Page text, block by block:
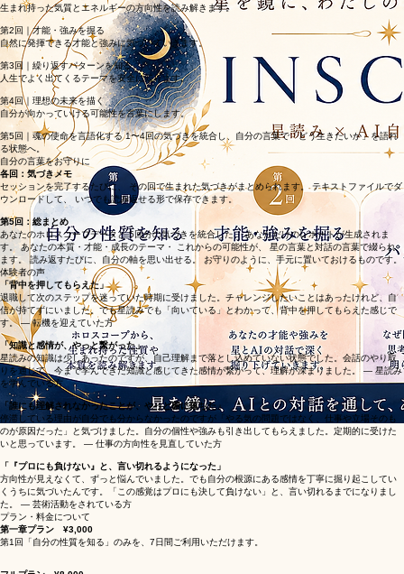
信しています。
5回セッションの流れ
5回のセッションで、自分の全体像を言語化する。
第1回｜自分の性質を知る
生まれ持った気質とエネルギーの方向性を読み解きます。
第2回｜才能・強みを掘る
自然に発揮できる才能と強みに気づいていきます。
第3回｜繰り返すパターンを知る
人生でよく出てくるテーマを安全に知ります。
第4回｜理想の未来を描く
自分が向かっていける可能性を言葉にします。
第5回｜魂の使命を言語化する 1〜4回の気づきを統合し、自分の言葉で「どう生きたいか」を語れ
る状態へ。
​自分の言葉をお守りに
各回：気づきメモ
​セッションを完了するたびに、 その回で生まれた気づきがまとめられます。 テキストファイルでダ
ウンロードして、 いつでも読み返せる形で保存できます。
第5回：総まとめ
あなたのホロスコープデータと 5回分の気づきを統合した、 あなただけのレポートが生成されま
す。 あなたの本質・才能・成長のテーマ・ これからの可能性が、 星の言葉と対話の言葉で綴られ
ます。 読み返すたびに、自分の軸を思い出せる。 お守りのように、手元に置いておけるものです。
体験者の声
「背中を押してもらえた」
退職して次のステップを迷っていた時期に受けました。チャレンジしたいことはあったけれど、自
信が持てずにいました。でも星読みでも「向いている」とわかって、背中を押してもらえた感じで
す。 — 転機を迎えていた方
「知識と感情が、やっと繋がった」
星読みの知識は少しあったのですが、自己理解まで落とし込めていない状態でした。会話のやり取
りを通じて、今まで学んできた知識と感じてきた感情が繋がって、理解が深まりました。 — 星読み
を学んでいる方
停滞している理由が自分でも分からなかったのですが「やる気の問題ではなく、仕事や立場そのも
のが原因だった」と気づけました。自分の個性や強みも引き出してもらえました。定期的に受けた
いと思っています。 — 仕事の方向性を見直していた方
「『プロにも負けない』と、言い切れるようになった」
方向性が見えなくて、ずっと悩んでいました。でも自分の根源にある感情を丁寧に掘り起こしてい
くうちに気づいたんです。「この感覚はプロにも決して負けない」と、言い切れるまでになりまし